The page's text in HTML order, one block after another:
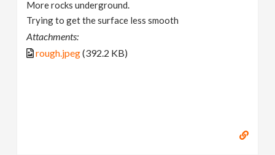
More rocks underground.
Trying to get the surface less smooth
Attachments:
rough.jpeg(392.2 KB)